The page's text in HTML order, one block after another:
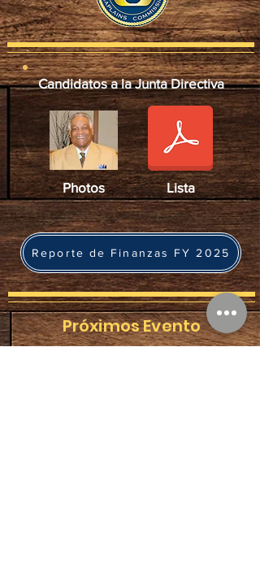
Candidatos a la Junta Directiva
Photos Lista
Reporte de Finanzas FY 2025
Próximos Evento